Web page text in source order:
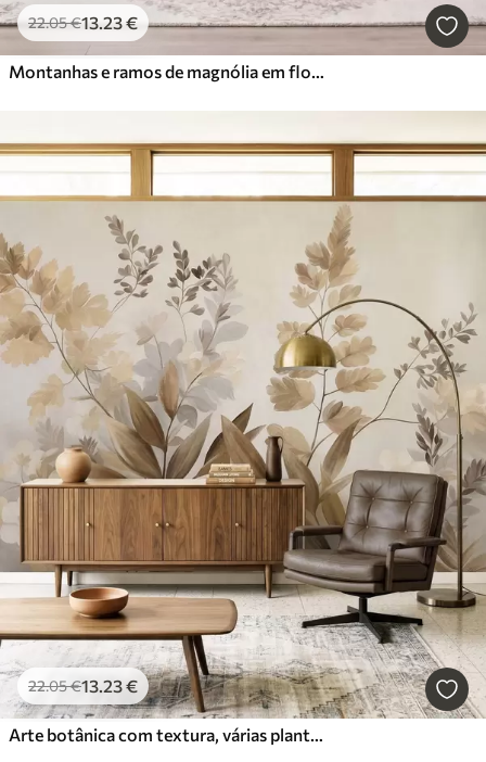
22.05€13.23€
22.05€13 .23€